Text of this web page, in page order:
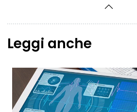
Leggi anche